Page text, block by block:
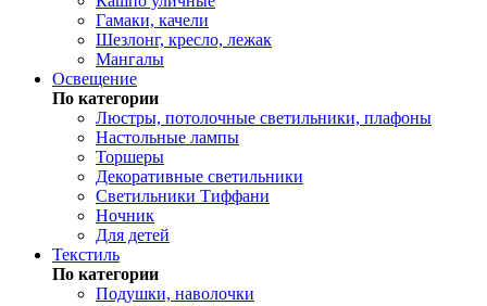
Гамаки, качели
Шезлонг, кресло, лежак
Мангалы
Освещение
По категории
Люстры, потолочные светильники, плафоны
Настольные лампы
Торшеры
Декоративные светильники
Светильники Тиффани
Ночник
Для детей
Текстиль
По категории
Подушки, наволочки